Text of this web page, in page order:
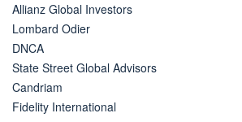
Allianz Global Investors
Lombard Odier
DNCA
State Street Global Advisors
Candriam
Fidelity International